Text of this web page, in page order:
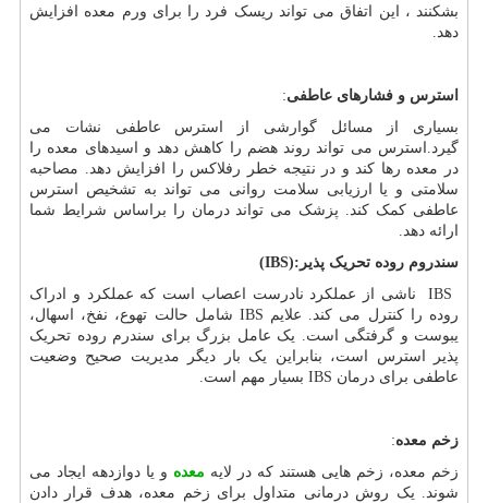
بشکنند ، این اتفاق می تواند ریسک فرد را برای ورم معده افزایش
دهد.
استرس و فشارهای عاطفی:
بسیاری از مسائل گوارشی از استرس عاطفی نشات می
گیرد.استرس می تواند روند هضم را کاهش دهد و اسیدهای معده را
در معده رها کند و در نتیجه خطر رفلاکس را افزایش دهد. مصاحبه
سلامتی و یا ارزیابی سلامت روانی می تواند به تشخیص استرس
عاطفی کمک کند. پزشک می تواند درمان را براساس شرایط شما
ارائه دهد.
سندروم روده تحریک پذیر (IBS):
IBS ناشی از عملکرد نادرست اعصاب است که عملکرد و ادراک
روده را کنترل می کند. علایم IBS شامل حالت تهوع، نفخ، اسهال،
یبوست و گرفتگی است. یک عامل بزرگ برای سندرم روده تحریک
پذیر استرس است، بنابراین یک بار دیگر مدیریت صحیح وضعیت
عاطفی برای درمان IBS بسیار مهم است.
زخم معده:
زخم معده، زخم هایی هستند که در لایه معده و یا دوازدهه ایجاد می
شوند. یک روش درمانی متداول برای زخم معده، هدف قرار دادن